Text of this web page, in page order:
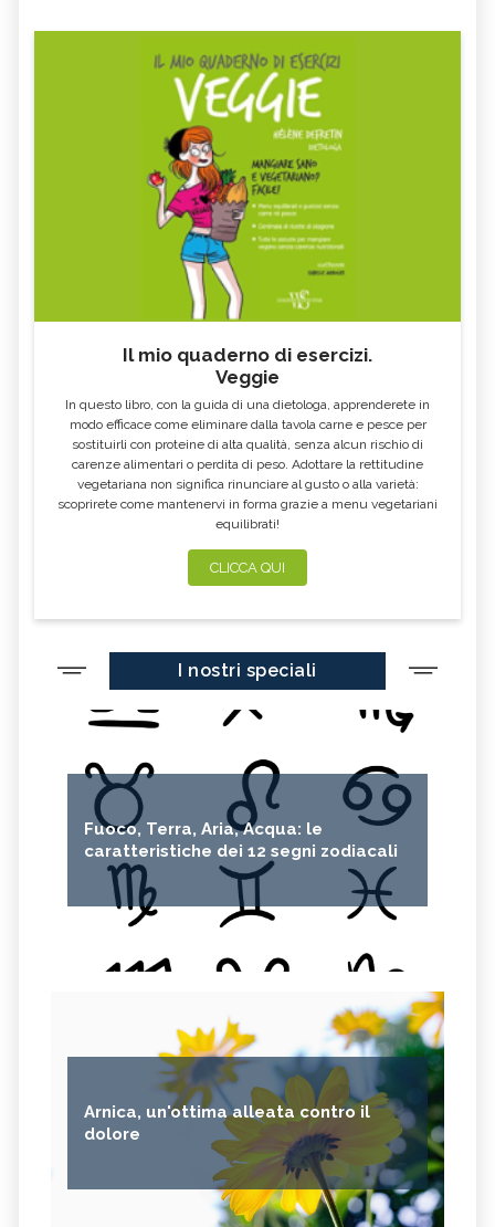
Il mio quaderno di esercizi.
Veggie
In questo libro, con la guida di una dietologa, apprenderete in
modo efficace come eliminare dalla tavola carne e pesce per
sostituirli con proteine di alta qualità, senza alcun rischio di
carenze alimentari o perdita di peso. Adottare la rettitudine
vegetariana non significa rinunciare al gusto o alla varietà:
scoprirete come mantenervi in forma grazie a menu vegetariani
equilibrati!
CLICCA QUI
I nostri speciali
Fuoco, Terra, Aria, Acqua: le
caratteristiche dei 12 segni zodiacali
Arnica, un'ottima alleata contro il
dolore